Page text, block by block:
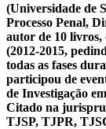
(Universidade de
Processo Penal,
autor de 10 livros,
(2012-2015,
todas as fases
participou de
de Investigação
Citado na
TJSP, TJPR,